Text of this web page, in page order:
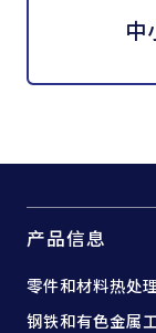
中
产品信息
零件和材料热处
钢铁和有色金属